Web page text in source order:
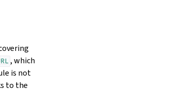
, which
is not
to the